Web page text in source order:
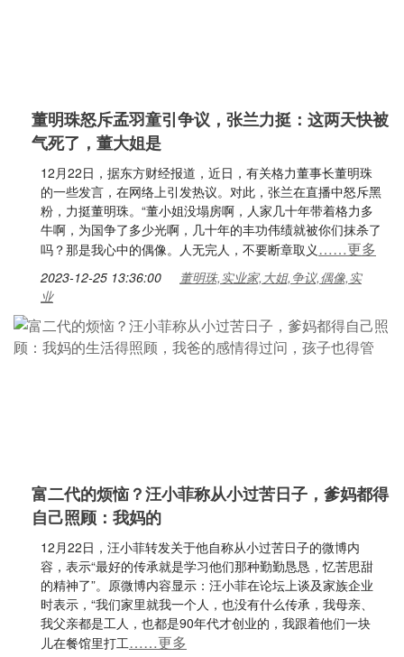
董明珠怒斥孟羽童引争议，张兰力挺：这两天快被
气死了，董大姐是
12月22日，据东方财经报道，近日，有关格力董事长董明珠
的一些发言，在网络上引发热议。对此，张兰在直播中怒斥黑
粉，力挺董明珠。“董小姐没塌房啊，人家几十年带着格力多
牛啊，为国争了多少光啊，几十年的丰功伟绩就被你们抹杀了
吗？那是我心中的偶像。人无完人，不要断章取义……更多
2023-12-25 13:36:00
董明珠,实业家,大姐,争议,偶像,实
业
富二代的烦恼？汪小菲称从小过苦日子，爹妈都得
自己照顾：我妈的
12月22日，汪小菲转发关于他自称从小过苦日子的微博内
容，表示“最好的传承就是学习他们那种勤勤恳恳，忆苦思甜
的精神了”。原微博内容显示：汪小菲在论坛上谈及家族企业
时表示，“我们家里就我一个人，也没有什么传承，我母亲、
我父亲都是工人，也都是90年代才创业的，我跟着他们一块
儿在餐馆里打工……更多